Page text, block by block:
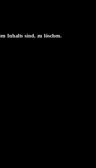
Inhalts sind, zu löschen.